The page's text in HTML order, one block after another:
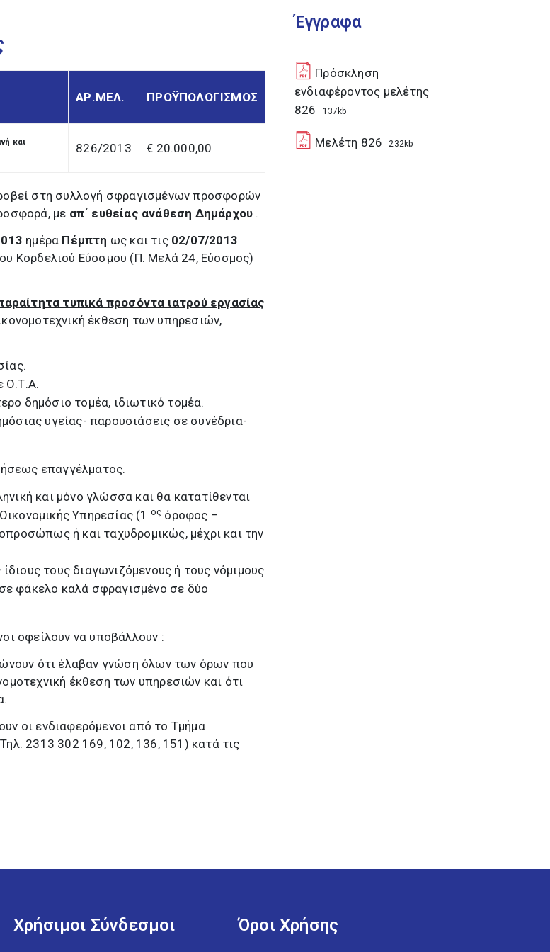
ΑΡ.ΜΕΛ. ΠΡΟΫΠΟΛΟΓΙΣΜΟΣ
και
826/2013 € 20.000,00
στη συλλογή σφραγισμένων προσφορών
με απ΄ ευθείας ανάθεση Δημάρχου .
ημέρα Πέμπτη ως και τις 02/07/2013
Κορδελιού Εύοσμου (Π. Μελά 24, Εύοσμος)
τυπικά προσόντα ιατρού εργασίας
έκθεση των υπηρεσιών,
Ο.Τ.Α.
δημόσιο τομέα, ιδιωτικό τομέα.
υγείας- παρουσιάσεις σε συνέδρια-
επαγγέλματος.
και μόνο γλώσσα και θα κατατίθενται
Υπηρεσίας (1 ος όροφος –
ή και ταχυδρομικώς, μέχρι και την
τους διαγωνιζόμενους ή τους νόμιμους
φάκελο καλά σφραγισμένο σε δύο
οφείλουν να υποβάλλουν :
ότι έλαβαν γνώση όλων των όρων που
έκθεση των υπηρεσιών και ότι
οι ενδιαφερόμενοι από το Τμήμα
2313 302 169, 102, 136, 151) κατά τις
Έγγραφα
Πρόσκληση
ενδιαφέροντος μελέτης
826
137kb
Μελέτη 826 232kb
Χρήσιμοι Σύνδεσμοι Όροι Χρήσης